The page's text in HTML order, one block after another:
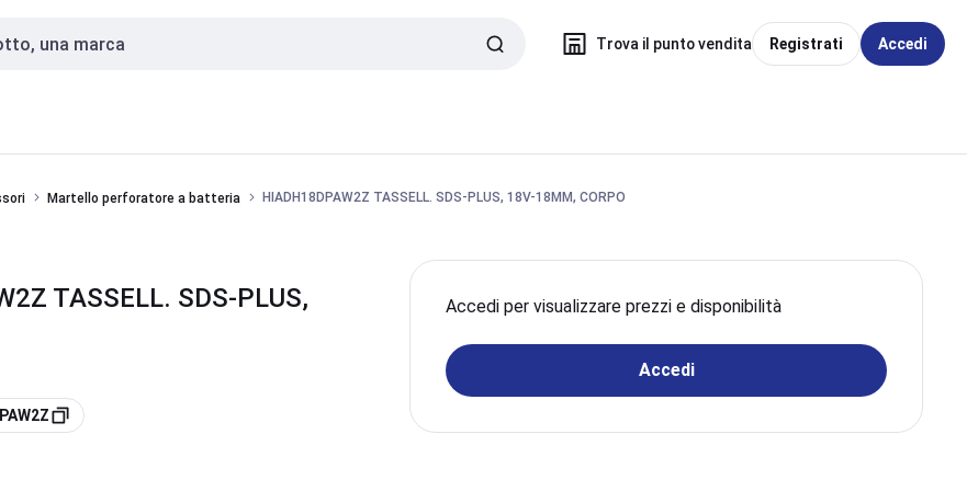
Trova il punto vendita Registrati Accedi
Martello perforatore a batteria HIADH18DPAW2Z TASSELL. SDS-PLUS, 18V-18MM, CORPO
TASSELL. SDS-PLUS,
Accedi per visualizzare prezzi e disponibilità
Accedi